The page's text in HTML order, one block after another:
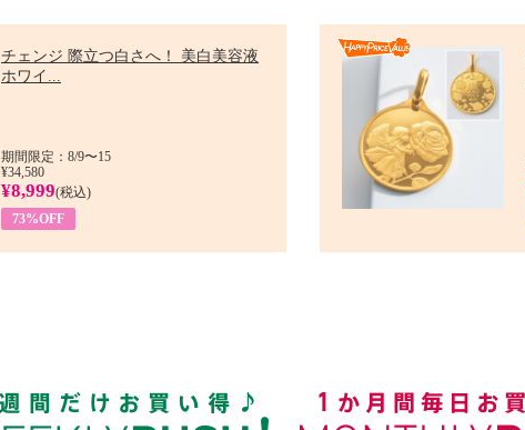
チェンジ 際立つ白さへ！ 美白美容液
ホワイ...
期間限定：8/9〜15
¥34,580
¥8,999(税込)
73%OFF